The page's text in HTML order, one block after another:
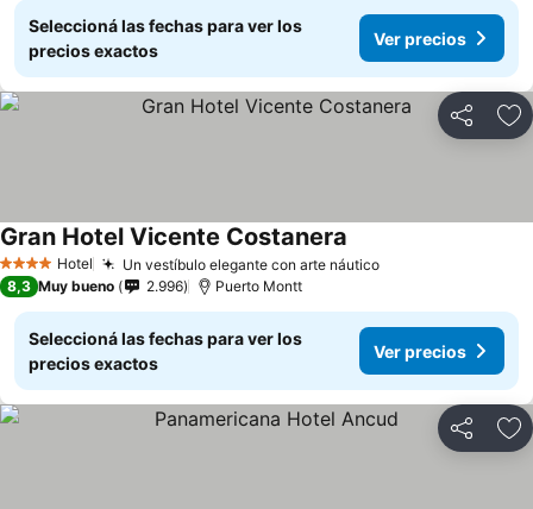
Seleccioná las fechas para ver los
precios exactos
Ver precios
Compartir
4 EstrellasHotel Un vestíbulo elegante con arte náutico
Gran Hotel Vicente Costanera
8,3 Muy bueno 2.996 Puerto Montt
Seleccioná las fechas para ver los
precios exactos
Ver precios
Compartir